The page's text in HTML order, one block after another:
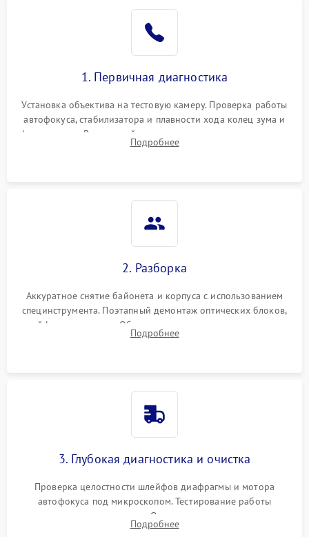
1. Первичная диагностика
Установка объектива на тестовую камеру. Проверка работы
автофокуса, стабилизатора и плавности хода колец зума и
фокусировки. Визуальный осмотр линз на наличие царапин,
грибка, пыли и оценка состояния контактов байонета.
Подробнее
2. Разборка
Аккуратное снятие байонета и корпуса с использованием
специнструмента. Поэтапный демонтаж оптических блоков,
шлейфов и приводов. Обязательная маркировка положения
линзовых групп для сохранения заводской центровки при
Подробнее
3. Глубокая диагностика и очистка
Проверка целостности шлейфов диафрагмы и мотора
автофокуса под микроскопом. Тестирование работы
электромагнитного привода. Очистка оптических элементов
от пыли, следов влаги и грибка спецрастворами без
Подробнее